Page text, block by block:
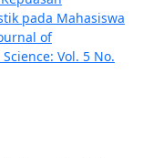
pada Mahasiswa
of
Vol. 5 No.